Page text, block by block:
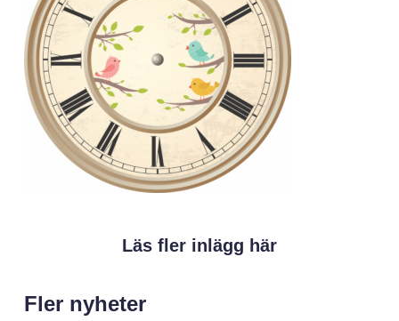
Läs fler inlägg här
Fler nyheter